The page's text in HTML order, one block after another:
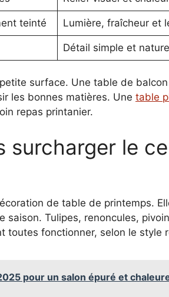
teinté Lumière, fraîcheur et
Détail simple et
surface. Une table de
les bonnes matières. Une table
repas printanier.
surcharger le
de table de printemps.
Tulipes, renoncules,
toutes fonctionner, selon le style
pour un salon épuré et